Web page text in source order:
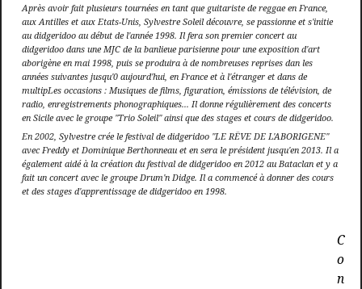
Après avoir fait plusieurs tournées en tant que guitariste de reggae en France,
aux Antilles et aux Etats-Unis, Sylvestre Soleil découvre, se passionne et s'initie
au didgeridoo au début de l'année 1998. Il fera son premier concert au
didgeridoo dans une MJC de la banlieue parisienne pour une exposition d'art
aborigène en mai 1998, puis se produira à de nombreuses reprises dan les
années suivantes jusqu'0 aujourd'hui, en France et à l'étranger et dans de
multipLes occasions : Musiques de films, figuration, émissions de télévision, de
radio, enregistrements phonographiques... Il donne régulièrement des concerts
en Sicile avec le groupe "Trio Soleil" ainsi que des stages et cours de didgeridoo.
En 2002, Sylvestre crée le festival de didgeridoo "LE RËVE DE L'ABORIGENE"
avec Freddy et Dominique Berthonneau et en sera le président jusqu'en 2013. Il a
également aidé à la création du festival de didgeridoo en 2012 au Bataclan et y a
fait un concert avec le groupe Drum'n Didge. Il a commencé à donner des cours
et des stages d'apprentissage de didgeridoo en 1998.
C
o
n